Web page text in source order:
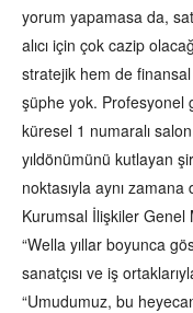
yorum yapamasa da,
alıcı için çok cazip
stratejik hem de finansal
şüphe yok. Profesyonel
küresel 1 numaralı
yıldönümünü kutlayan
noktasıyla aynı
Kurumsal İlişkiler Genel
“Wella yıllar boyunca
sanatçısı ve iş
“Umudumuz, bu